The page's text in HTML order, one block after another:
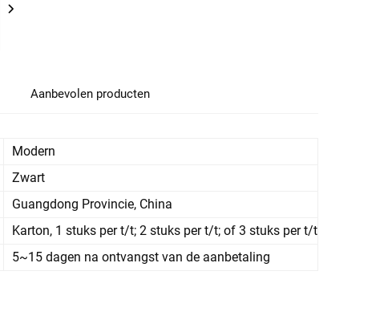
Aanbevolen producten
Modern
Zwart
Guangdong Provincie, China
Karton, 1 stuks per t/t; 2 stuks per t/t; of 3 stuks per t/t
5~15 dagen na ontvangst van de aanbetaling